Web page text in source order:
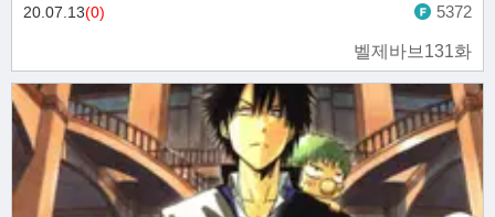
벨제바브131화
20.07.13(0) 5372